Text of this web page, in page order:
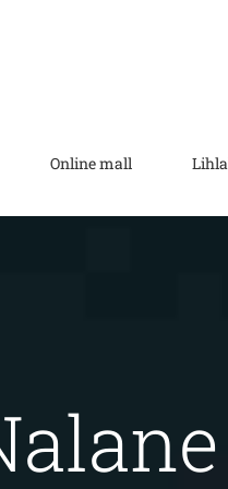
Online mall